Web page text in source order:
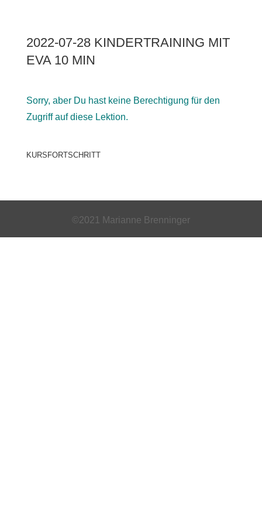
2022-07-28 KINDERTRAINING MIT
EVA 10 MIN
Sorry, aber Du hast keine Berechtigung für den
Zugriff auf diese Lektion.
KURSFORTSCHRITT
©2021 Marianne Brenninger